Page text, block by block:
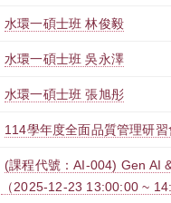
水環一碩士班 林俊毅
水環一碩士班 吳永澤
水環一碩士班 張旭彤
114學年度全面品質管理研
(課程代號：AI-004) Gen AI
（2025-12-23 13:00:00 ~